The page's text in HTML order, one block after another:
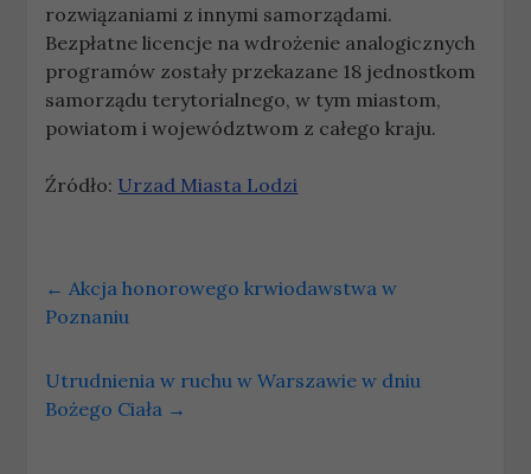
rozwiązaniami z innymi samorządami.
Bezpłatne licencje na wdrożenie analogicznych
programów zostały przekazane 18 jednostkom
samorządu terytorialnego, w tym miastom,
powiatom i województwom z całego kraju.
Źródło: Urzad Miasta Lodzi
← Akcja honorowego krwiodawstwa w
Poznaniu
Utrudnienia w ruchu w Warszawie w dniu
Bożego Ciała →